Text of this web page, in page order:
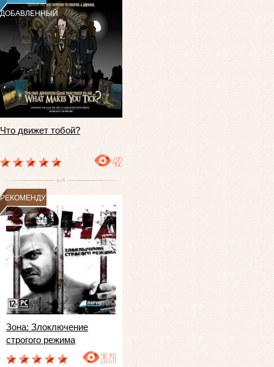
ДОБАВЛЕННЫЙ
Что движет тобой?
482
РЕКОМЕНДУЕМ
Зона: Злоключение
строгого режима
26791